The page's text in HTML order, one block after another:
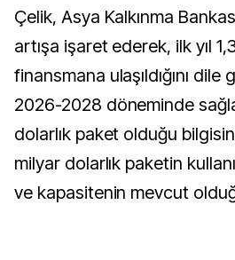
Çelik, Asya Kalkınma
artışa işaret ederek, ilk yıl
finansmana ulaşıldığını dile
2026-2028 döneminde
dolarlık paket olduğu
milyar dolarlık paketin
ve kapasitenin mevcut